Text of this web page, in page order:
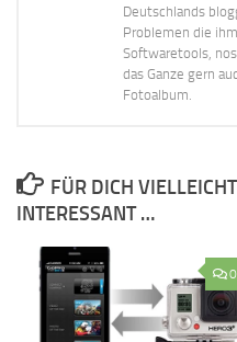
Deutschlands
Problemen die
Softwaretools,
das Ganze gern
Fotoalbum.
FÜR DICH
INTERESSANT …
0